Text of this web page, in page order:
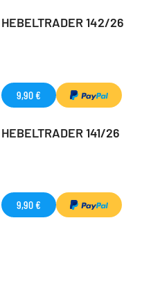
HEBELTRADER 142/26
9,90 €
HEBELTRADER 141/26
9,90 €